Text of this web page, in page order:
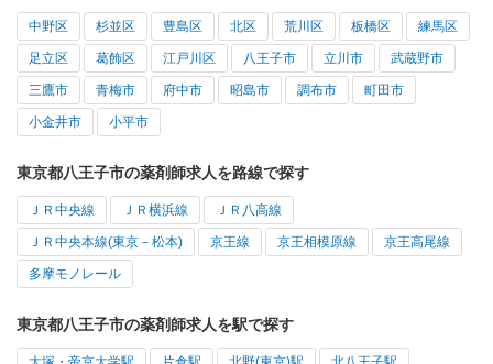
中野区 杉並区 豊島区 北区 荒川区 板橋区 練馬区
足立区 葛飾区 江戸川区 八王子市 立川市 武蔵野市
三鷹市 青梅市 府中市 昭島市 調布市 町田市
小金井市 小平市
東京都八王子市の薬剤師求人を路線で探す
ＪＲ中央線 ＪＲ横浜線 ＪＲ八高線
ＪＲ中央本線(東京－松本) 京王線 京王相模原線 京王高尾線
多摩モノレール
東京都八王子市の薬剤師求人を駅で探す